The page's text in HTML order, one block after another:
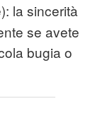
la sincerità
se avete
bugia o